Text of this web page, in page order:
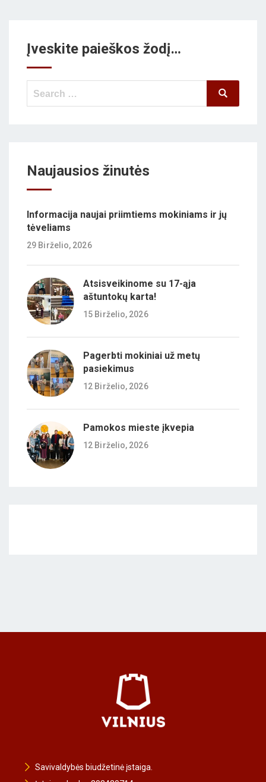
Įveskite paieškos žodį…
Search
Search
Naujausios žinutės
Informacija naujai priimtiems mokiniams ir jų
tėveliams
29 Birželio, 2026
Atsisveikinome su 17-ąja
aštuntokų karta!
15 Birželio, 2026
Pagerbti mokiniai už metų
pasiekimus
12 Birželio, 2026
Pamokos mieste įkvepia
12 Birželio, 2026
Savivaldybės biudžetinė įstaiga.